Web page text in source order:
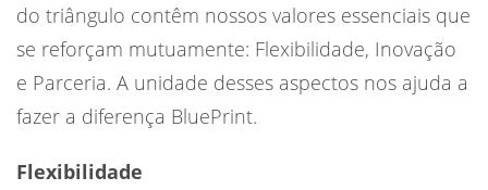
do triângulo contêm nossos valores essenciais que
se reforçam mutuamente: Flexibilidade, Inovação
e Parceria. A unidade desses aspectos nos ajuda a
fazer a diferença BluePrint.
Flexibilidade